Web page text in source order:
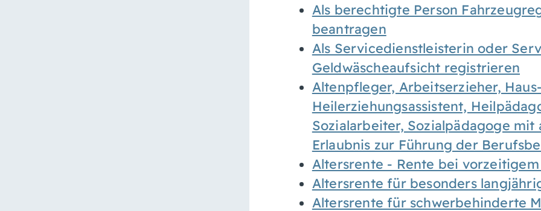
Als berechtigte Person
beantragen
Als Servicedienstleisterin oder
Geldwäscheaufsicht registrieren
Altenpfleger, Arbeitserzieher,
Heilerziehungsassistent,
Sozialarbeiter, Sozialpädagoge
Erlaubnis zur Führung der
Altersrente - Rente bei
Altersrente für besonders
Altersrente für schwerbehinderte